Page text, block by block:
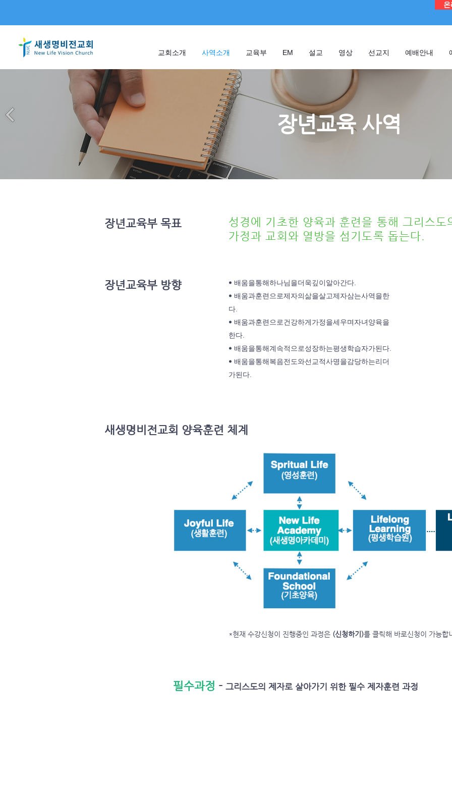
교회소개 사역소개 교육부 EM 설교 영상 선교지 예배안내
장년교육 사역
장년교육부 목표
성경에 기초한 양육과 훈련을 통해 그리스도
가정과 교회와 열방을 섬기도록 돕는다.
장년교육부 방향
• 배움을통해하나님을더욱깊이알아간다.
• 배움과훈련으로제자의삶을살고제자삼는사역을한
다.
• 배움과훈련으로건강하게가정을세우며자녀양육을
한다.
• 배움을통해계속적으로성장하는평생학습자가된다.
• 배움을통해복음전도와선교적사명을감당하는리더
가된다.
새생명비전교회 양육훈련 체계
*현재 수강신청이 진행중인 과정은 (신청하기)를 클릭해 바로신청이 가능합
필수과정 - 그리스도의 제자로 살아가기 위한 필수 제자훈련 과정